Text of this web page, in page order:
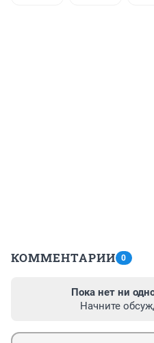
КОММЕНТАРИИ 0
Пока нет ни
Начните